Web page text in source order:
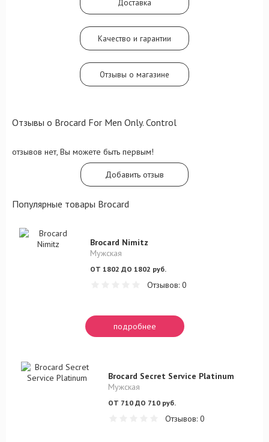
нотки ветивера.
Доставка
Качество и гарантии
Отзывы о магазине
Отзывы о Brocard For Men Only. Control
отзывов нет, Вы можете быть первым!
Добавить отзыв
Популярные товары Brocard
Brocard Nimitz
Мужская
ОТ 1802 ДО 1802 руб.
Отзывов: 0
подробнее
Brocard Secret Service Platinum
Мужская
ОТ 710 ДО 710 руб.
Отзывов: 0